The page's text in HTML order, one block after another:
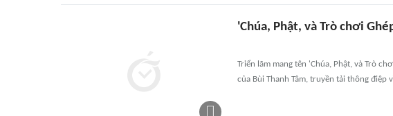
'Chúa, Phật, và Trò chơi
Triển lãm mang tên 'Chúa, Phật, và Trò
của Bùi Thanh Tâm, truyền tải thông điệp